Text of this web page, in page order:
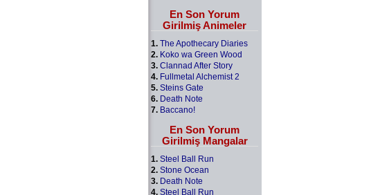
En Son Yorum
Girilmiş Animeler
1. The Apothecary Diaries
2. Koko wa Green Wood
3. Clannad After Story
4. Fullmetal Alchemist 2
5. Steins Gate
6. Death Note
7. Baccano!
En Son Yorum
Girilmiş Mangalar
1. Steel Ball Run
2. Stone Ocean
3. Death Note
4. Steel Ball Run